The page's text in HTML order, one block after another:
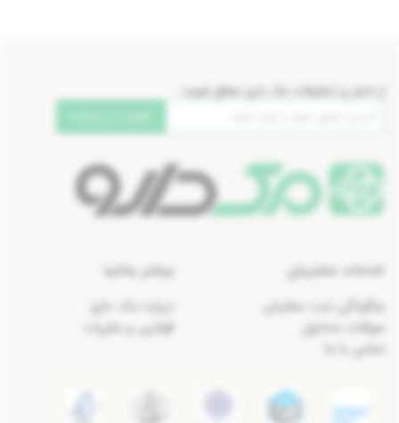
از اخبار و تخفیفات مک دارو مطلع شوید:
خدمات مشتریان
چگونگی ثبت سفارش
سوالات متداول
تماس با ما
بیشتر بدانید
درباره مک دارو
قوانین و مقررات